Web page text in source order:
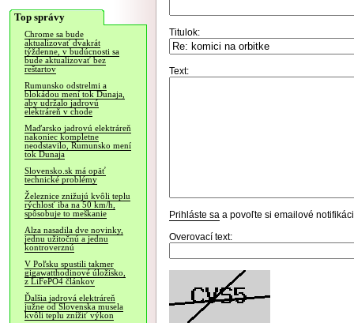
Top správy
Chrome sa bude
aktualizovať dvakrát
týždenne, v budúcnosti sa
bude aktualizovať bez
reštartov
Rumunsko odstrelmi a
blokádou mení tok Dunaja,
aby udržalo jadrovú
elektráreň v chode
Maďarsko jadrovú elektráreň
nakoniec kompletne
neodstavilo, Rumunsko mení
tok Dunaja
Slovensko.sk má opäť
technické problémy
Železnice znižujú kvôli teplu
rýchlosť iba na 50 km/h,
spôsobuje to meškanie
Alza nasadila dve novinky,
jednu užitočnú a jednu
kontroverznú
V Poľsku spustili takmer
gigawatthodinové úložisko,
z LiFePO4 článkov
Ďalšia jadrová elektráreň
južne od Slovenska musela
kvôli teplu znížiť výkon
Titulok:
Text:
Prihláste sa a povoľte si emailové
Overovací text: